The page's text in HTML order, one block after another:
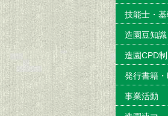
技能士・
造園豆知識
造園CPD
発行書籍
事業活動